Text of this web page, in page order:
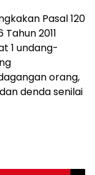
Pasal 120
2011
1 undang-
orang,
denda senilai